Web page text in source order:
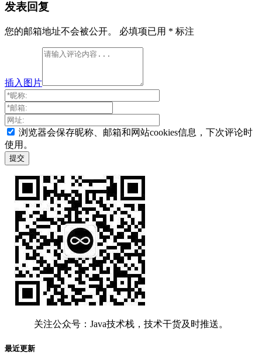
发表回复
您的邮箱地址不会被公开。 必填项已用 * 标注
插入图片
浏览器会保存昵称、邮箱和网站cookies信息，下次评论时
使用。
关注公众号：Java技术栈，技术干货及时推送。
最近更新